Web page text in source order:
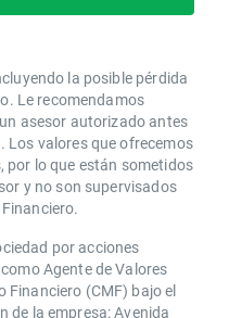
la posible pérdida
Le recomendamos
asesor autorizado antes
Los valores que ofrecemos
por lo que están sometidos
y no son supervisados
por acciones
Agente de Valores
Financiero (CMF) bajo el
de la empresa: Avenida